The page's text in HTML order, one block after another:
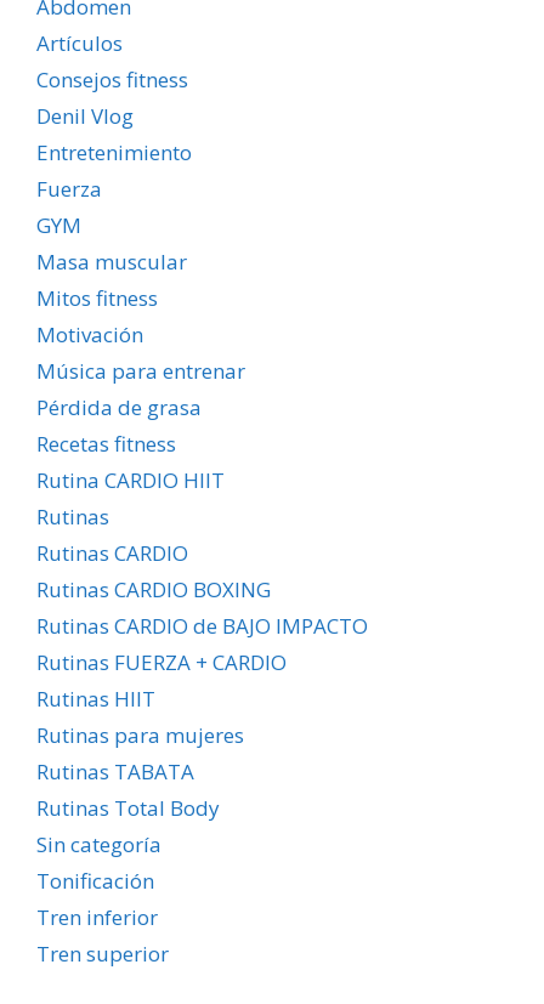
Abdomen
Artículos
Consejos fitness
Denil Vlog
Entretenimiento
Fuerza
GYM
Masa muscular
Mitos fitness
Motivación
Música para entrenar
Pérdida de grasa
Recetas fitness
Rutina CARDIO HIIT
Rutinas
Rutinas CARDIO
Rutinas CARDIO BOXING
Rutinas CARDIO de BAJO IMPACTO
Rutinas FUERZA + CARDIO
Rutinas HIIT
Rutinas para mujeres
Rutinas TABATA
Rutinas Total Body
Sin categoría
Tonificación
Tren inferior
Tren superior